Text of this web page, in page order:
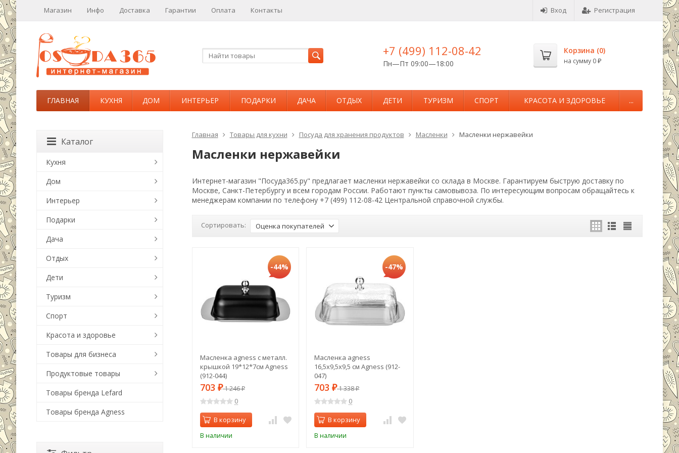
Магазин Инфо Доставка Гарантии Оплата Контакты Вход Регистрация
+7 (499) 112-08-42
Пн—Пт 09:00—18:00
Корзина (0)
на сумму 0 ₽
ГЛАВНАЯ КУХНЯ ДОМ ИНТЕРЬЕР ПОДАРКИ ДАЧА ОТДЫХ ДЕТИ ТУРИЗМ СПОРТ КРАСОТА И ЗДОРОВЬЕ ...
Главная Товары для кухни Посуда для хранения продуктов Масленки Масленки нержавейки
Масленки нержавейки
Интернет-магазин "Посуда365.ру" предлагает масленки нержавейки со склада в Москве. Гарантируем быструю доставку по
Москве, Санкт-Петербургу и всем городам России. Работают пункты самовывоза. По интересующим вопросам обращайтесь к
менеджерам компании по телефону +7 (499) 112-08-42 Центральной справочной службы.
Сортировать: Оценка покупателей
-44%
Масленка agness с металл.
крышкой 19*12*7см Agness
(912-044)
703 ₽1 246₽
0
В корзину
В наличии
-47%
Масленка agness
16,5х9,5х9,5 см Agness (912-
047)
703₽1 338₽
0
В корзину
В наличии
Каталог
Кухня
Дом
Интерьер
Подарки
Дача
Отдых
Дети
Туризм
Спорт
Красота и здоровье
Товары для бизнеса
Продуктовые товары
Товары бренда Lefard
Товары бренда Agness